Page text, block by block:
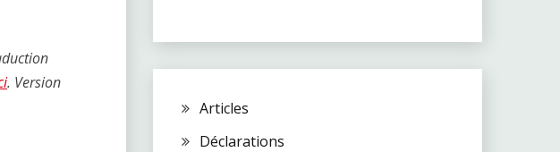
. Version
Articles
Déclarations